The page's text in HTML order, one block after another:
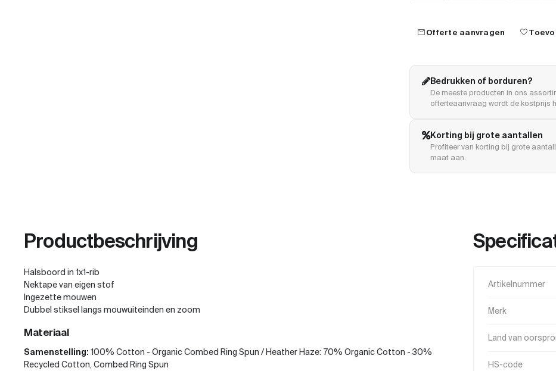
mailOfferte aanvragen favorite
Bedrukken of borduren?
De meeste producten in ons
offerteaanvraag wordt de kostprijs
Korting bij grote aantallen
Profiteer van korting bij grote
maat aan.
Productbeschrijving
Halsboord in 1x1-rib
Nektape van eigen stof
Ingezette mouwen
Dubbel stiksel langs mouwuiteinden en zoom
Materiaal
Samenstelling: 100% Cotton - Organic Combed Ring Spun / Heather Haze: 70% Organic Cotton - 30%
Recycled Cotton, Combed Ring Spun
Artikelnummer
Merk
Land van
HS-code